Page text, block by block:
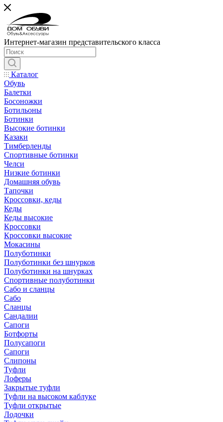
Интернет-магазин представительского класса
Каталог
Обувь
Балетки
Босоножки
Ботильоны
Ботинки
Высокие ботинки
Казаки
Тимберленды
Спортивные ботинки
Челси
Низкие ботинки
Домашняя обувь
Тапочки
Кроссовки, кеды
Кеды
Кеды высокие
Кроссовки
Кроссовки высокие
Мокасины
Полуботинки
Полуботинки без шнурков
Полуботинки на шнурках
Спортивные полуботинки
Сабо и сланцы
Сабо
Сланцы
Сандалии
Сапоги
Ботфорты
Полусапоги
Сапоги
Слипоны
Туфли
Лоферы
Закрытые туфли
Туфли на высоком каблуке
Туфли открытые
Лодочки